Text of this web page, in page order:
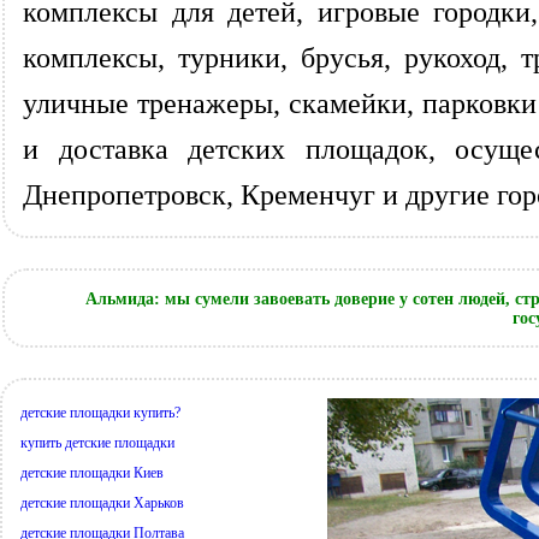
комплексы для детей, игровые
комплексы, турники, брусья,
уличные тренажеры, скамейки,
и доставка детских площадок,
Днепропетровск, Кременчуг и другие
Альмида: мы сумели завоевать доверие у сотен людей,
детские площадки купить?
купить детские площадки
детские площадки Киев
детские площадки Харьков
детские площадки Полтава